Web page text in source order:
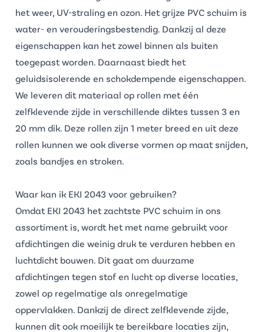
het weer, UV-straling en ozon. Het grijze PVC schuim is
water- en verouderingsbestendig. Dankzij al deze
eigenschappen kan het zowel binnen als buiten
toegepast worden. Daarnaast biedt het
geluidsisolerende en schokdempende eigenschappen.
We leveren dit materiaal op rollen met één
zelfklevende zijde in verschillende diktes tussen 3 en
20 mm dik. Deze rollen zijn 1 meter breed en uit deze
rollen kunnen we ook diverse vormen op maat snijden,
zoals bandjes en stroken.
Waar kan ik EKI 2043 voor gebruiken?
Omdat EKI 2043 het zachtste PVC schuim in ons
assortiment is, wordt het met name gebruikt voor
afdichtingen die weinig druk te verduren hebben en
luchtdicht bouwen. Dit gaat om duurzame
afdichtingen tegen stof en lucht op diverse locaties,
zowel op regelmatige als onregelmatige
oppervlakken. Dankzij de direct zelfklevende zijde,
kunnen dit ook moeilijk te bereikbare locaties zijn,